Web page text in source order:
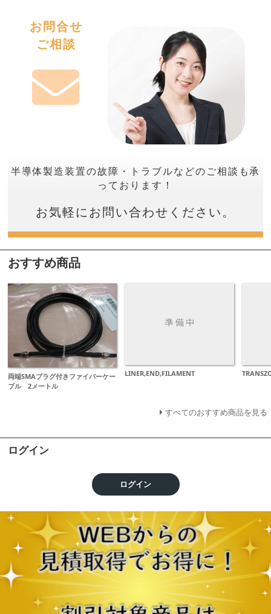
お問合せ
ご相談
半導体製造装置の故障・トラブルなどのご相談も承
っております！
お気軽にお問い合わせください。
おすすめ商品
両端SMAプラグ付きファイバーケー
ブル 2メートル
LINER,END,FILAMENT
すべてのおすすめ商品を見る
ログイン
ログイン